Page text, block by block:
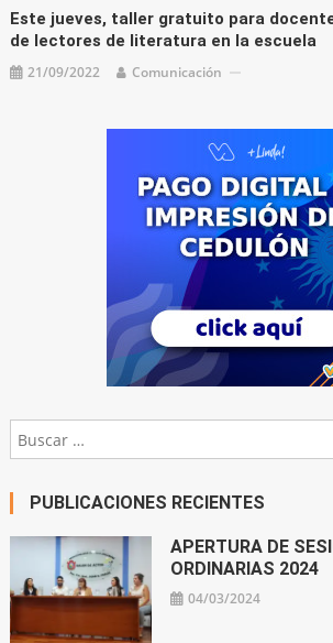
Este jueves, taller gratuito para
de lectores de literatura en la escuela
21/09/2022 Comunicación
PUBLICACIONES RECIENTES
APERTURA DE
ORDINARIAS 2024
04/03/2024